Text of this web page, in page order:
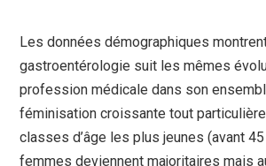
Les données démographiques
gastroentérologie suit les mêmes
profession médicale dans son
féminisation croissante tout
classes d’âge les plus jeunes (avant
femmes deviennent majoritaires mais